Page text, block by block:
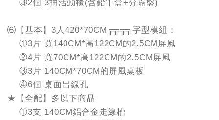
③2個 3抽活動櫃(含鉛筆盒+分隔盤)
⑹【基本】3人420*70CM╔╦╦╗字型模組：
①3片 寬140CM*高122CM的2.5CM屏風
②4片 寬70CM*高122CM的2.5CM屏風
③3片 140CM*70CM的屏風桌板
④6個 桌面出線孔
★【全配】多以下商品
①3支 140CM鋁合金走線槽